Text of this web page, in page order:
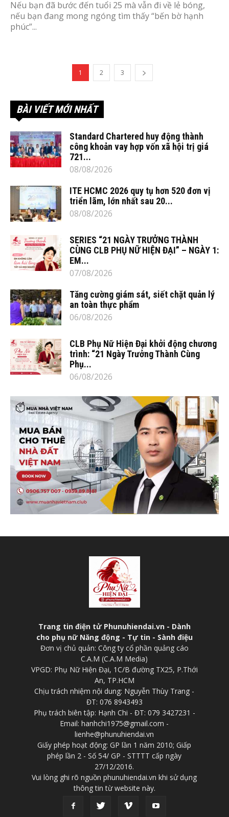
Nếu bạn đã bước đến tuổi 25 mà vẫn đi về lẻ bóng,
nếu bạn đang mong ngóng tìm thấy “bến bờ hạnh
phúc”...
1 2 3
BÀI VIẾT MỚI NHẤT
Standard Chartered huy động thành
công khoản vay hợp vốn xã hội trị giá
721...
08/08/2026
ITE HCMC 2026 quy tụ hơn 520 đơn vị
triển lãm, lớn nhất sau 20...
08/08/2026
SERIES “21 NGÀY TRƯỞNG THÀNH
CÙNG CLB PHỤ NỮ HIỆN ĐẠI” – NGÀY 1:
EM...
07/08/2026
Tăng cường giám sát, siết chặt quản lý
an toàn thực phẩm
06/08/2026
CLB Phụ Nữ Hiện Đại khởi động chương
trình: “21 Ngày Trưởng Thành Cùng
Phụ...
06/08/2026
Trang tin điện tử Phunuhiendai.vn - Dành
cho phụ nữ Năng động - Tự tin - Sành điệu
Đơn vị chủ quản: Công ty cổ phần quảng cáo
C.A.M (C.A.M Media)
VPGD: Phụ Nữ Hiện Đại, 1C/B đường TX25, P.Thới
An, TP.HCM
Chịu trách nhiệm nội dung: Nguyễn Thùy Trang -
ĐT: 076 8943493
Phụ trách biên tập: Hạnh Chi - ĐT: 079 3427231 -
Email: hanhchi1975@gmail.com -
lienhe@phunuhiendai.vn
Giấy phép hoạt động: GP lần 1 năm 2010; Giấp
phép lần 2 - Số 54/ GP - STTTT cấp ngày
27/12/2016.
Vui lòng ghi rõ nguồn phunuhiendai.vn khi sử dụng
thông tin từ website này.